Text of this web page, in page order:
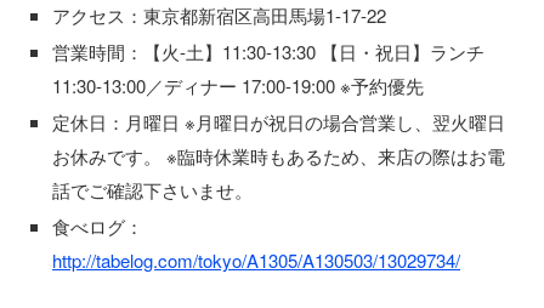
アクセス：東京都新宿区高田馬場1-17-22
営業時間：【火-土】11:30-13:30 【日・祝日】ランチ
11:30-13:00／ディナー 17:00-19:00 ※予約優先
定休日：月曜日 ※月曜日が祝日の場合営業し、翌火曜日
お休みです。 ※臨時休業時もあるため、来店の際はお電
話でご確認下さいませ。
食べログ：
http://tabelog.com/tokyo/A1305/A130503/13029734/